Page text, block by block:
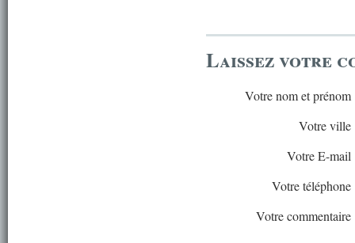
Laissez votre
Votre nom et prénom
Votre ville
Votre E-mail
Votre téléphone
Votre commentaire